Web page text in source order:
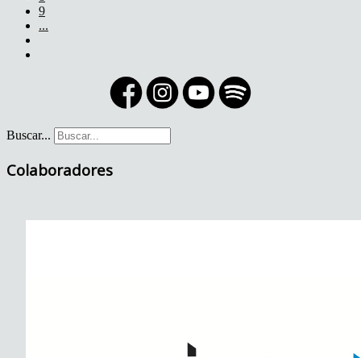
9
...
Buscar...
Colaboradores